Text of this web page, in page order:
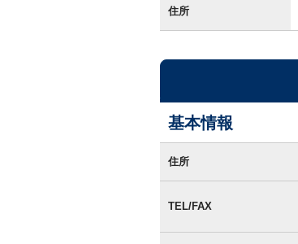
住所
基本情報
本住所
TEL/FAX